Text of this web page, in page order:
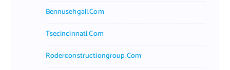
Bennusehgall.com
Tsecincinnati.com
Roderconstructiongroup.com